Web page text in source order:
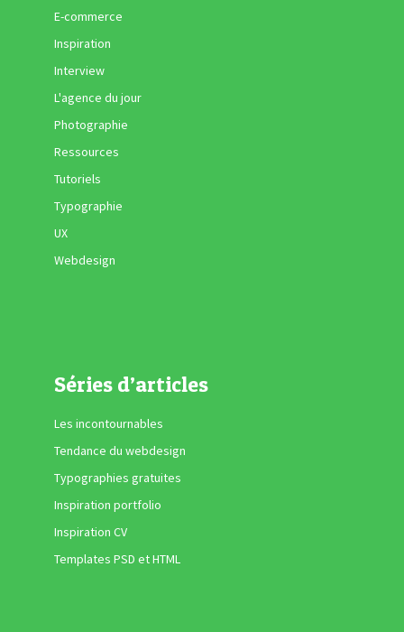
E-commerce
Inspiration
Interview
L'agence du jour
Photographie
Ressources
Tutoriels
Typographie
UX
Webdesign
Séries d’articles
Les incontournables
Tendance du webdesign
Typographies gratuites
Inspiration portfolio
Inspiration CV
Templates PSD et HTML